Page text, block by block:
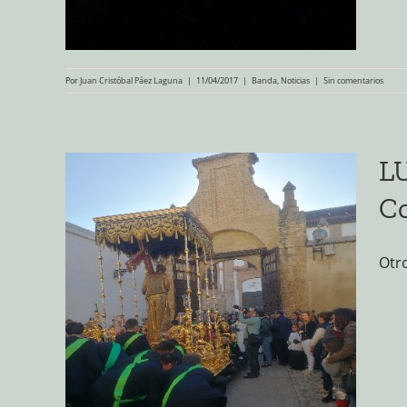
PorJuan Cristóbal Páez Laguna | 11/04/2017 | Banda, Noticias | Sin comentarios